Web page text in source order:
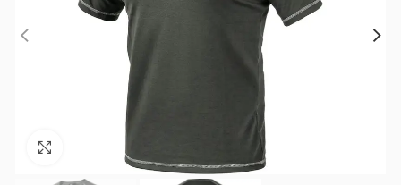
Зголеми ја фотографијата